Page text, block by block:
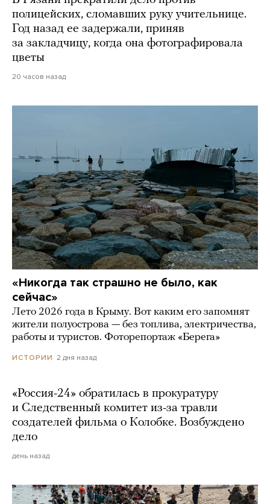
полицейских, сломавших руку учительнице.
Год назад ее задержали, приняв
за закладчицу, когда она фотографировала
цветы
20 часов назад
«Никогда так страшно не было, как
сейчас»
Лето 2026 года в Крыму. Вот каким его запомнят
жители полуострова — без топлива, электричества,
работы и туристов. Фоторепортаж «Берега»
ИСТОРИИ 2 дня назад
«Россия-24» обратилась в прокуратуру
и Следственный комитет из-за травли
создателей фильма о Колобке. Возбуждено
дело
день назад